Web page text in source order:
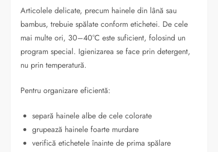
Articolele delicate, precum hainele din lână sau
bambus, trebuie spălate conform etichetei. De cele
mai multe ori, 30–40°C este suficient, folosind un
program special. Igienizarea se face prin detergent,
nu prin temperatură.
Pentru organizare eficientă:
separă hainele albe de cele colorate
grupează hainele foarte murdare
verifică etichetele înainte de prima spălare